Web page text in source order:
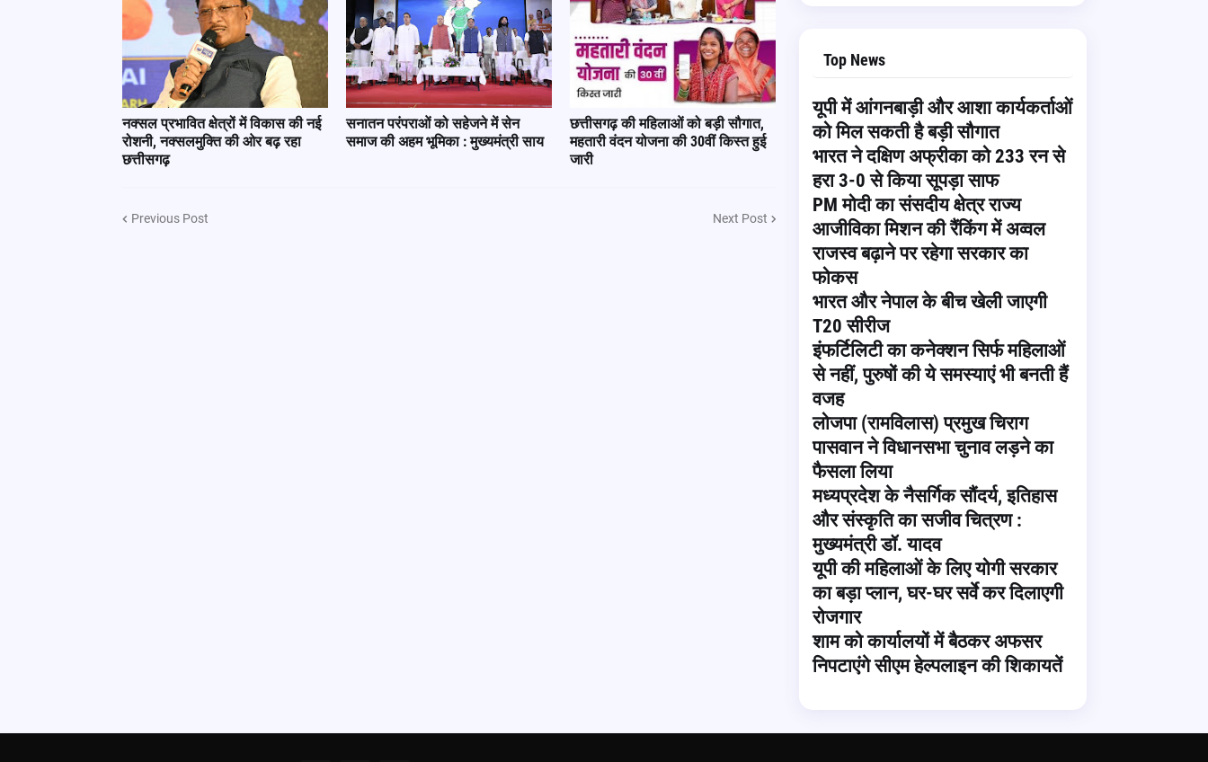
नक्सल प्रभावित क्षेत्रों में विकास की नई
रोशनी, नक्सलमुक्ति की ओर बढ़ रहा
छत्तीसगढ़
सनातन परंपराओं को सहेजने में सेन
समाज की अहम भूमिका : मुख्यमंत्री साय
छत्तीसगढ़ की महिलाओं को बड़ी सौगात,
महतारी वंदन योजना की 30वीं किस्त हुई
जारी
Previous Post Next Post
Top News
यूपी में आंगनबाड़ी और आशा कार्यकर्ताओं
को मिल सकती है बड़ी सौगात
भारत ने दक्षिण अफ्रीका को 233 रन से
हरा 3-0 से किया सूपड़ा साफ
PM मोदी का संसदीय क्षेत्र राज्य
आजीविका मिशन की रैंकिंग में अव्वल
राजस्व बढ़ाने पर रहेगा सरकार का
फोकस
भारत और नेपाल के बीच खेली जाएगी
T20 सीरीज
इंफर्टिलिटी का कनेक्शन सिर्फ महिलाओं
से नहीं, पुरुषों की ये समस्याएं भी बनती हैं
वजह
लोजपा (रामविलास) प्रमुख चिराग
पासवान ने विधानसभा चुनाव लड़ने का
फैसला लिया
मध्यप्रदेश के नैसर्गिक सौंदर्य, इतिहास
और संस्कृति का सजीव चित्रण :
मुख्यमंत्री डॉ. यादव
यूपी की महिलाओं के लिए योगी सरकार
का बड़ा प्लान, घर-घर सर्वे कर दिलाएगी
रोजगार
शाम को कार्यालयों में बैठकर अफसर
निपटाएंगे सीएम हेल्पलाइन की शिकायतें